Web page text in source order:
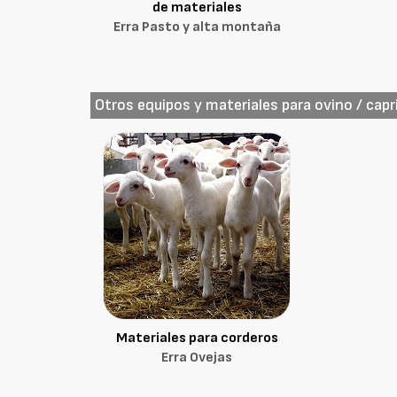
de materiales
Erra Pasto y alta montaña
Otros equipos y materiales para ovino /
Materiales para corderos
Erra Ovejas